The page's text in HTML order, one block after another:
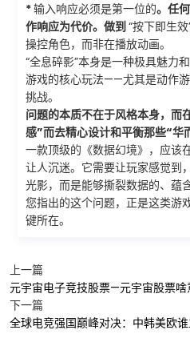
*输入响应必须是第一位的。任
作响应为代价。做到 “按下即生
操控角色，而非在播放动画。
“全息碎影”本身是一种极具魅力
游戏的核心玩法——尤其是动作
挑战。
问题的本质不在于风格本身，而
感”而去精心设计和平衡那些“华
一款顶级的《数据幻境》，应该
让人沉迷。它需要让玩家感觉到
光影，而是能够撕裂数据的、蕴
您指出的这个问题，正是这类游
键所在。
上一篇
元宇宙电子竞技股票—元宇宙股票啥
下一篇
全球电竞强国巅峰对决：中韩美欧谁